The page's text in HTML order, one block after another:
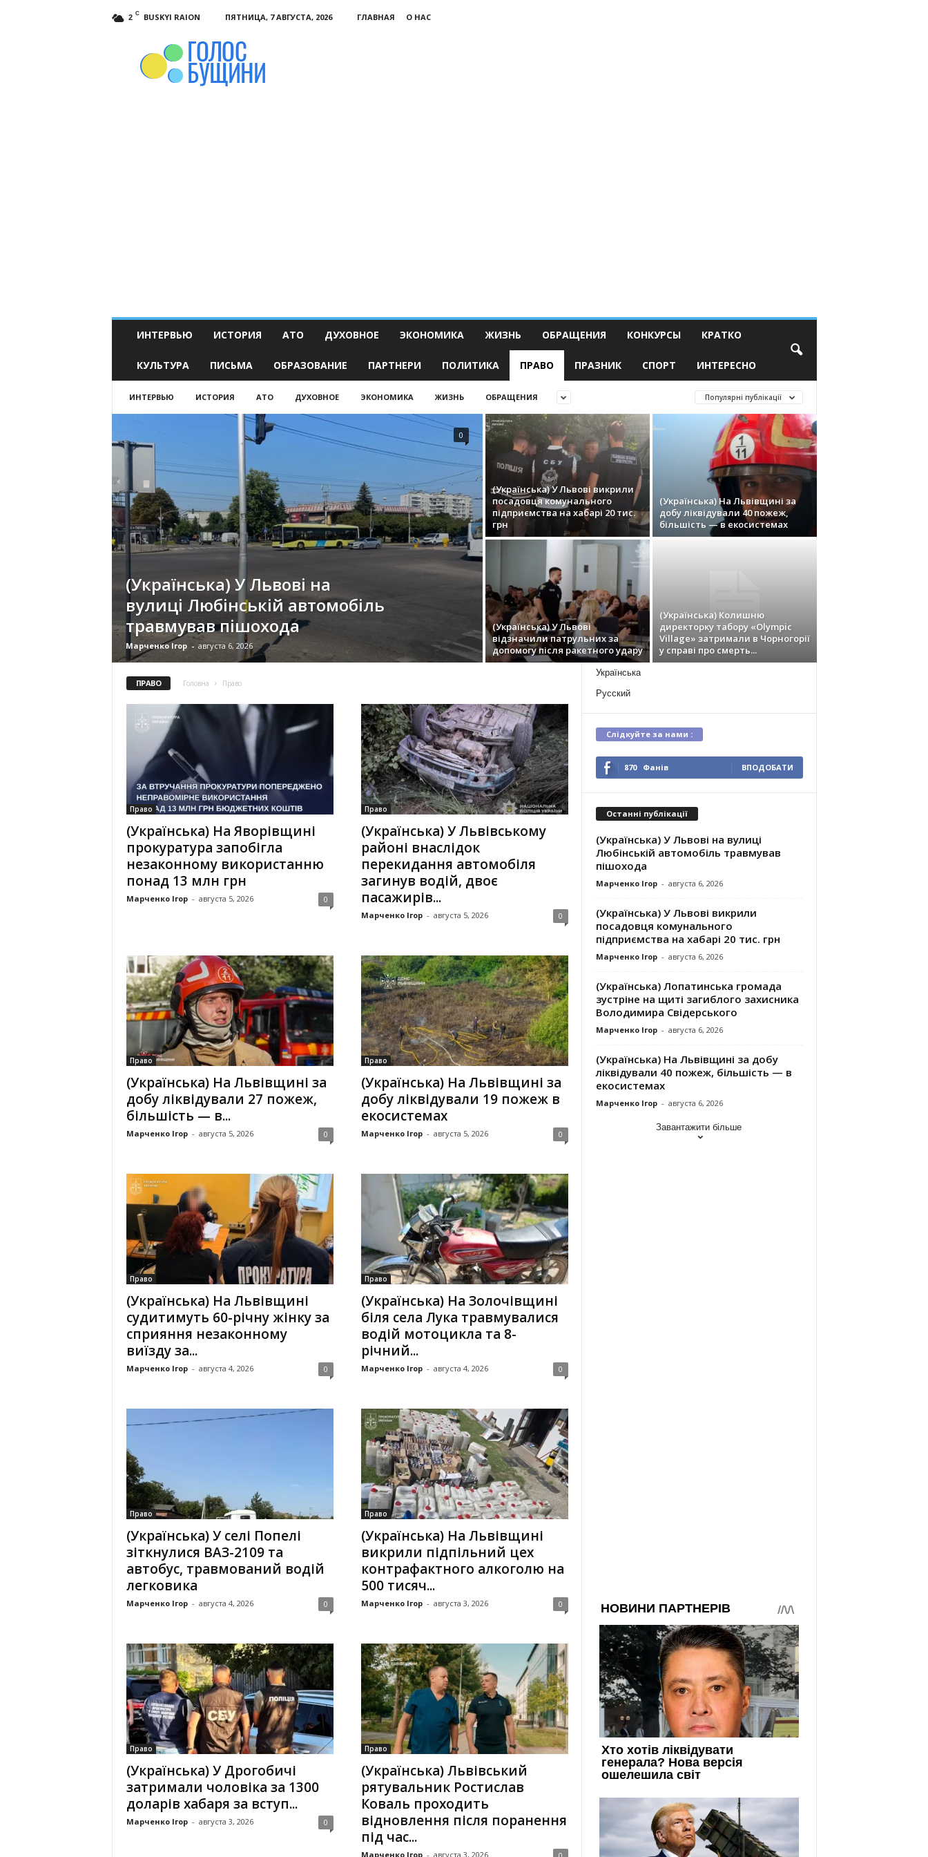
2 C BUSKYI RAION ПЯТНИЦА, 7 АВГУСТА, 2026 ГЛАВНАЯ
О НАС
ИНТЕРВЬЮ ИСТОРИЯ АТО ДУХОВНОЕ ЭКОНОМИКА ЖИЗНЬ ОБРАЩЕНИЯ КОНКУРСЫ КРАТКО
КУЛЬТУРА ПИСЬМА ОБРАЗОВАНИЕ ПАРТНЕРИ ПОЛИТИКА ПРАВО ПРАЗНИК СПОРТ ИНТЕРЕСНО
ИНТЕРВЬЮ ИСТОРИЯ АТО ДУХОВНОЕ ЭКОНОМИКА ЖИЗНЬ ОБРАЩЕНИЯ Популярні публікації
(Українська) У Львові на
вулиці Любінській автомобіль
травмував пішохода
Марченко Ігор - августа 6, 2026
0
(Українська) У Львові викрили
посадовця комунального
підприємства на хабарі 20 тис.
грн
(Українська) На Львівщині за
добу ліквідували 40 пожеж,
більшість — в екосистемах
(Українська) У Львові
відзначили патрульних за
допомогу після ракетного удару
(Українська) Колишню
директорку табору «Olympic
Village» затримали в Чорногорії
у справі про смерть...
ПРАВО Головна Право
Право
(Українська) На Яворівщині
прокуратура запобігла
незаконному використанню
понад 13 млн грн
Марченко Ігор - августа 5, 2026 0
Право
(Українська) У Львівському
районі внаслідок
перекидання автомобіля
загинув водій, двоє
пасажирів...
Марченко Ігор - августа 5, 2026 0
Право
(Українська) На Львівщині за
добу ліквідували 27 пожеж,
більшість — в...
Марченко Ігор - августа 5, 2026 0
Право
(Українська) На Львівщині за
добу ліквідували 19 пожеж в
екосистемах
Марченко Ігор - августа 5, 2026 0
Право
(Українська) На Львівщині
судитимуть 60-річну жінку за
сприяння незаконному
виїзду за...
Марченко Ігор - августа 4, 2026 0
Право
(Українська) На Золочівщині
біля села Лука травмувалися
водій мотоцикла та 8-
річний...
Марченко Ігор - августа 4, 2026 0
Право
(Українська) У селі Попелі
зіткнулися ВАЗ-2109 та
автобус, травмований водій
легковика
Марченко Ігор - августа 4, 2026 0
Право
(Українська) На Львівщині
викрили підпільний цех
контрафактного алкоголю на
500 тисяч...
Марченко Ігор - августа 3, 2026 0
Право
(Українська) У Дрогобичі
затримали чоловіка за 1300
доларів хабаря за вступ...
Марченко Ігор - августа 3, 2026 0
Право
(Українська) Львівський
рятувальник Ростислав
Коваль проходить
відновлення після поранення
під час...
Марченко Ігор - августа 3, 2026
Українська
Русский
Слідкуйте за нами :
870 Фанів ВПОДОБАТИ
Останні публікації
(Українська) У Львові на вулиці
Любінській автомобіль травмував
пішохода
Марченко Ігор - августа 6, 2026
(Українська) У Львові викрили
посадовця комунального
підприємства на хабарі 20 тис. грн
Марченко Ігор - августа 6, 2026
(Українська) Лопатинська громада
зустріне на щиті загиблого захисника
Володимира Свідерського
Марченко Ігор - августа 6, 2026
(Українська) На Львівщині за добу
ліквідували 40 пожеж, більшість — в
екосистемах
Марченко Ігор - августа 6, 2026
Завантажити більше